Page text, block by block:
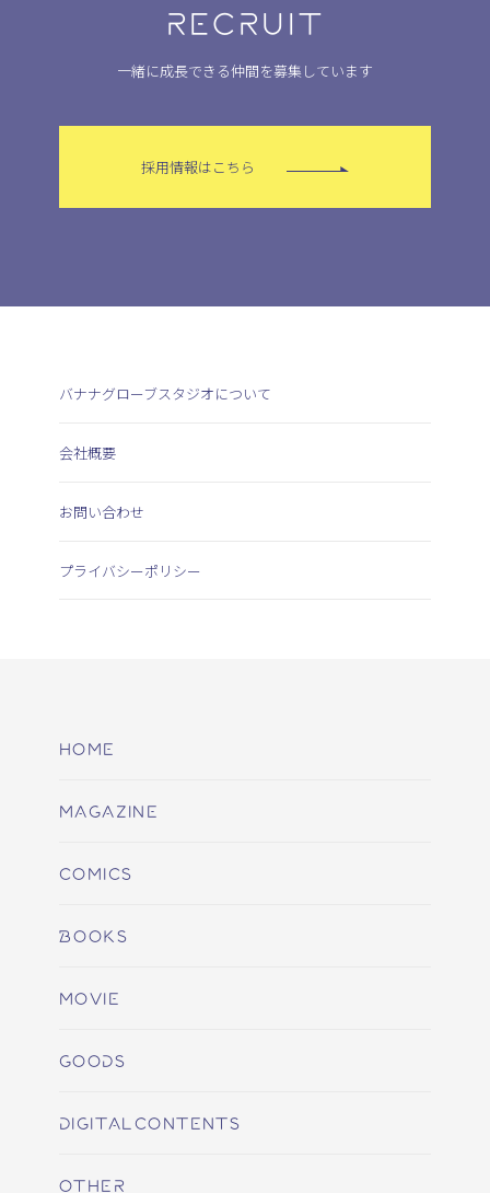
RECRUIT
一緒に成長できる仲間を募集しています
採用情報はこちら
バナナグローブスタジオについて
会社概要
お問い合わせ
プライバシーポリシー
HOME
MAGAZINE
COMICS
BOOKS
MOVIE
GOODS
DIGITALCONTENTS
OTHER